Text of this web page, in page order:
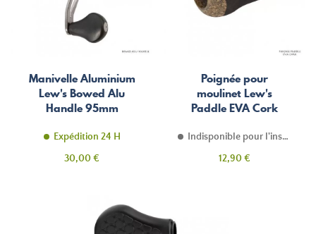
Manivelle Aluminium
Lew's Bowed Alu
Handle 95mm
Expédition 24 H
Prix
30,00 €
Poignée pour
moulinet Lew's
Paddle EVA Cork
Indisponible pour l'instant
Prix
12,90 €